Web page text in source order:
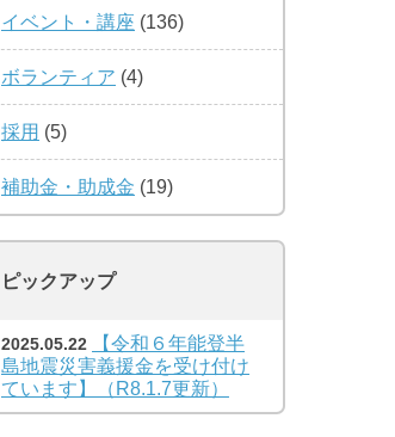
イベント・講座 (136)
ボランティア (4)
採用 (5)
補助金・助成金 (19)
ピックアップ
2025.05.22
【令和６年能登半
島地震災害義援金を受け付け
ています】（R8.1.7更新）